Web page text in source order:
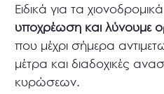
Ειδικά για τα
υποχρέωση και λύνουμε
που μέχρι σήμερα
μέτρα και διαδοχικές
κυρώσεων.